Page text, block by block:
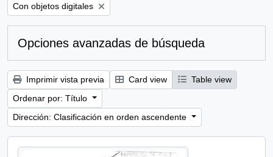
Remove filter:
Con objetos digitales
Opciones avanzadas de búsqueda
Imprimir vista previa Card view
Table view
Ordenar por: Título
Dirección: Clasificación en orden ascendente